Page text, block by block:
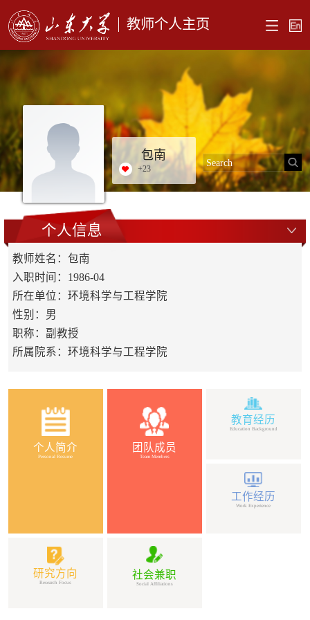
教师个人主页
包南
+23
个人信息
教师姓名：包南
入职时间：1986-04
所在单位：环境科学与工程学院
性别：男
职称：副教授
所属院系：环境科学与工程学院
个人简介
Personal Resume
团队成员
Team Members
教育经历
Education Background
工作经历
Work Experience
研究方向
Research Focus
社会兼职
Social Affiliations